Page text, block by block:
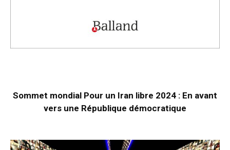
Sommet mondial Pour un Iran libre 2024 : En avant
vers une République démocratique